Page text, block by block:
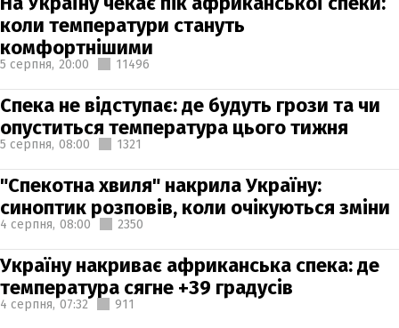
коли температури стануть
комфортнішими
5 серпня, 20:00 11496
Спека не відступає: де будуть грози та чи
опуститься температура цього тижня
5 серпня, 08:00 1321
"Спекотна хвиля" накрила Україну:
синоптик розповів, коли очікуються зміни
4 серпня, 08:00 2350
Україну накриває африканська спека: де
температура сягне +39 градусів
4 серпня, 07:32 911